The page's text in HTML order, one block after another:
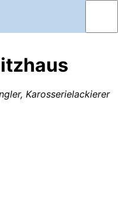
Karosserielackierer